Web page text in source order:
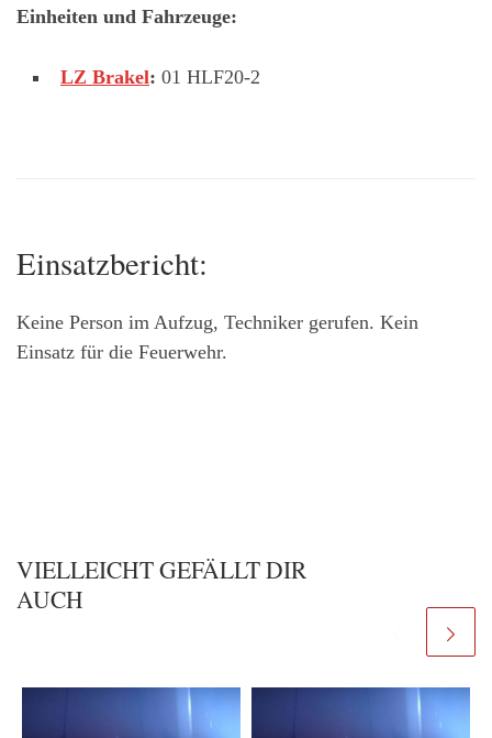
Einheiten und Fahrzeuge:
LZ Brakel: 01 HLF20-2
Einsatzbericht:
Keine Person im Aufzug, Techniker gerufen. Kein
Einsatz für die Feuerwehr.
VIELLEICHT GEFÄLLT DIR
AUCH